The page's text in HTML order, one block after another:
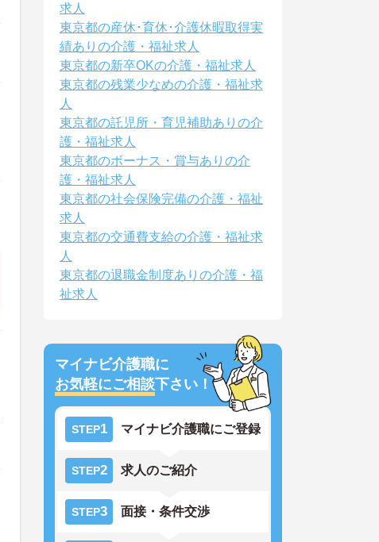
求人
東京都の産休･育休･介護休暇取得実
績ありの介護・福祉求人
東京都の新卒OKの介護・福祉求人
東京都の残業少なめの介護・福祉求
人
東京都の託児所・育児補助ありの介
護・福祉求人
東京都のボーナス・賞与ありの介
護・福祉求人
東京都の社会保険完備の介護・福祉
求人
東京都の交通費支給の介護・福祉求
人
東京都の退職金制度ありの介護・福
祉求人
マイナビ介護職に
お気軽にご相談下さい！
STEP1 マイナビ介護職にご登録
STEP2 求人のご紹介
STEP3 面接・条件交渉